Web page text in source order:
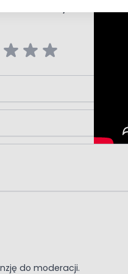
Hamnes umywalka 61x40
do moderacji.